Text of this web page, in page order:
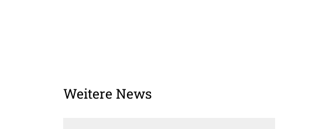
Weitere News